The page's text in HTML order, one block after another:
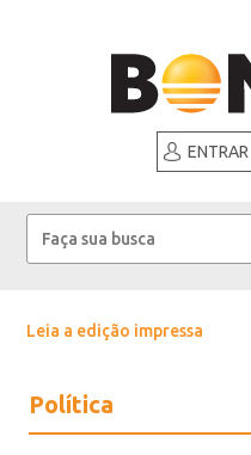
ENTRAR
Leia a edição impressa
Política